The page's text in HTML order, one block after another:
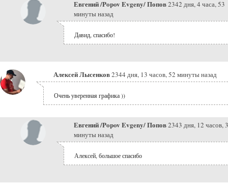
Евгений /Popov Evgeny/ Попов2342 дня, 4 часа, 53
минуты назад
Давид, спасибо!
Алексей Лысенков2344 дня, 13 часов, 52 минуты назад
Очень уверенная графика ))
Евгений /Popov Evgeny/ Попов2343 дня, 12 часов,
минуты назад
Алексей, большое спасибо